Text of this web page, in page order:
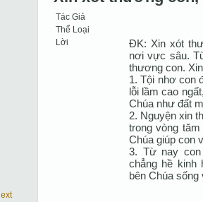
Tác Giả
Thể Loại
Lời
ĐK: Xin xót
nơi vực sâu.
thương con.
1. Tội nhơ con
lỗi lầm cao
Chúa như đất
2. Nguyện xin
trong vòng
Chúa giúp con
3. Từ nay con
chẳng hề kinh
bên Chúa sống